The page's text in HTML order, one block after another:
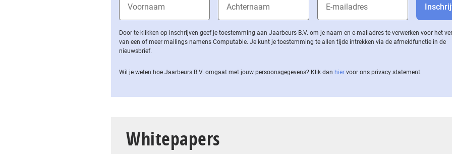
Door te klikken op inschrijven geef je toestemming aan Jaarbeurs B.V. om je naam en e-mailadres te verwerken voor het
van een of meer mailings namens Computable. Je kunt je toestemming te allen tijde intrekken via de af­meld­func­tie in de
nieuwsbrief.
Wil je weten hoe Jaarbeurs B.V. omgaat met jouw per­soons­ge­ge­vens? Klik dan hier voor ons privacy statement.
Whitepapers